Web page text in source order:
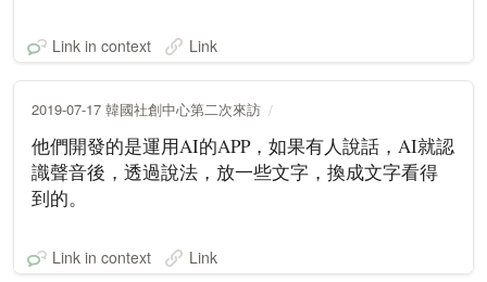
Link in context Link
2019-07-17 韓國社創中心第二次來訪
他們開發的是運用AI的APP，如果有人說話，AI就認
識聲音後，透過說法，放一些文字，換成文字看得
到的。
Link in context Link